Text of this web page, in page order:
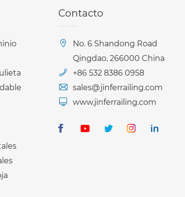
Contacto
No. 6 Shandong Road
Qingdao, 266000 China
+86 532 8386 0958
sales@jinferrailing.com
www.jinferrailing.com